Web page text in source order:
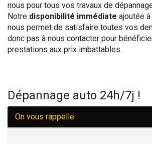
nous pour tous vos travaux de
Notre disponibilité immédiate ajoutée
nous permet de satisfaire toutes vos
donc pas à nous contacter pour
prestations aux prix imbattables.
Dépannage auto 24h/7j !
On vous rappelle